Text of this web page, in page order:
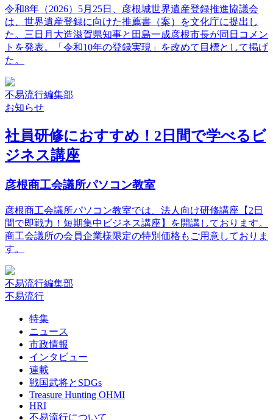
令和8年（2026）5月25日、彦根城世界遺産登録推進協議会
は、世界遺産登録に向けた推薦書（案）を文化庁に提出し
た。三日月大造滋賀県知事と田島一成彦根市長が同日コメン
トを発表。「令和10年の登録実現」を改めて目標として掲げ
た。
不易流行編集部
お知らせ
社員研修におすすめ！2日間で学べるビ
ジネス講座
彦根商工会議所パソコン教室
彦根商工会議所パソコン教室では、法人向け研修講座【2日
間で即戦力！短期集中ビジネス講座】を開講しております。
商工会議所の会員企業様限定の特別価格もご用意しておりま
す。
不易流行編集部
不易流行
特集
ニュース
市政情報
インタビュー
連載
戦国武将とSDGs
Treasure Hunting OHMI
HRI
不易流行について